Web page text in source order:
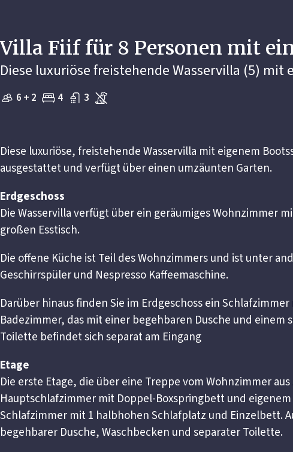
Villa Fiif für 8 Personen mit
Diese luxuriöse freistehende Wasservilla (5) mit
6 + 2 4 3
Diese luxuriöse, freistehende Wasservilla mit eigenem
ausgestattet und verfügt über einen umzäunten Garten.
Erdgeschoss
Die Wasservilla verfügt über ein geräumiges Wohnzimmer
großen Esstisch.
Die offene Küche ist Teil des Wohnzimmers und ist unter
Geschirrspüler und Nespresso Kaffeemaschine.
Darüber hinaus finden Sie im Erdgeschoss ein
Badezimmer, das mit einer begehbaren Dusche und einem
Toilette befindet sich separat am Eingang
Etage
Die erste Etage, die über eine Treppe vom Wohnzimmer
Hauptschlafzimmer mit Doppel-Boxspringbett und
Schlafzimmer mit 1 halbhohen Schlafplatz und Einzelbett.
begehbarer Dusche, Waschbecken und separater Toilette.